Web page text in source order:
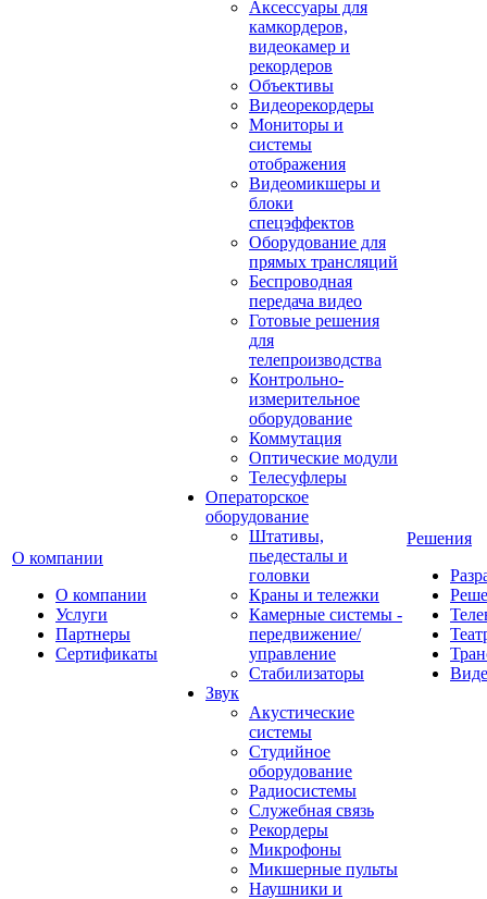
О компании
О компании
Услуги
Партнеры
Сертификаты
Аксессуары для
камкордеров,
видеокамер и
рекордеров
Объективы
Видеорекордеры
Мониторы и
системы
отображения
Видеомикшеры и
блоки
спецэффектов
Оборудование для
прямых трансляций
Беспроводная
передача видео
Готовые решения
для
телепроизводства
Контрольно-
измерительное
оборудование
Коммутация
Оптические модули
Телесуфлеры
Операторское
оборудование
Штативы,
пьедесталы и
головки
Краны и тележки
Камерные системы -
передвижение/
управление
Стабилизаторы
Звук
Акустические
системы
Студийное
оборудование
Радиосистемы
Служебная связь
Рекордеры
Микрофоны
Микшерные пульты
Наушники и
Решения